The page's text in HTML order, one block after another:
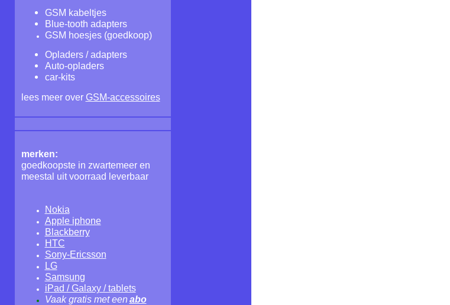
GSM kabeltjes
Blue-tooth adapters
GSM hoesjes(goedkoop)
Opladers / adapters
Auto-opladers
car-kits
lees meer over GSM-accessoires
merken:
goedkoopste in zwartemeer en
meestal uit voorraad leverbaar
Nokia
Apple iphone
Blackberry
HTC
Sony-Ericsson
LG
Samsung
iPad / Galaxy / tablets
Vaak gratis met een abo